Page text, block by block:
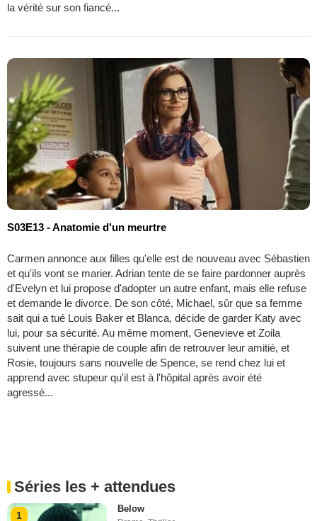
la vérité sur son fiancé...
S03E13 - Anatomie d'un meurtre
Carmen annonce aux filles qu'elle est de nouveau avec Sébastien
et qu'ils vont se marier. Adrian tente de se faire pardonner auprès
d'Evelyn et lui propose d'adopter un autre enfant, mais elle refuse
et demande le divorce. De son côté, Michael, sûr que sa femme
sait qui a tué Louis Baker et Blanca, décide de garder Katy avec
lui, pour sa sécurité. Au même moment, Genevieve et Zoila
suivent une thérapie de couple afin de retrouver leur amitié, et
Rosie, toujours sans nouvelle de Spence, se rend chez lui et
apprend avec stupeur qu'il est à l'hôpital après avoir été
agressé...
Séries les + attendues
1
Below